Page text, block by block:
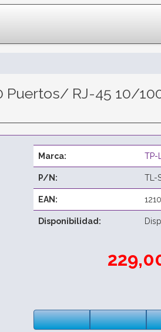
Puertos/ RJ-45 10/
Marca: TP-
P/N: TL-
EAN:
Disponibilidad: